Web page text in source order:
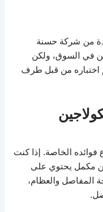
من شركة حسنة
في السوق، ولكن
اختباره من قبل طرف
فوائده الخاصة. إذا كنت
مكمل يحتوي على
المفاصل والعظام،